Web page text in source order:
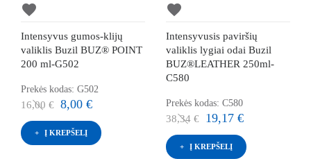
favorite
Intensyvus gumos-klijų
valiklis Buzil BUZ® POINT
200 ml-G502
Prekės kodas: G502
16,00 € 8,00 €
Į KREPŠELĮ
favorite
Intensyvusis paviršių
valiklis lygiai odai Buzil
BUZ®LEATHER 250ml-
C580
Prekės kodas: C580
38,34 € 19,17 €
Į KREPŠELĮ